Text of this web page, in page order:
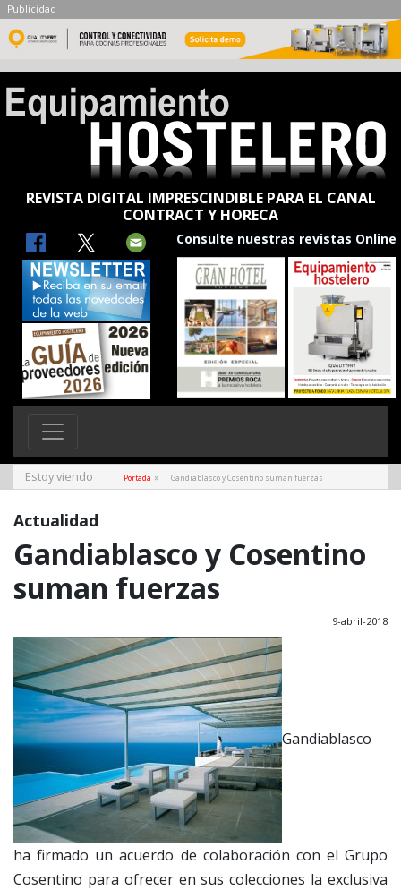
Publicidad
REVISTA DIGITAL IMPRESCINDIBLE PARA EL CANAL
CONTRACT Y HORECA
Consulte nuestras revistas Online
Estoy viendo Portada » Gandiablasco y Cosentino suman fuerzas
Actualidad
Gandiablasco y Cosentino
suman fuerzas
9-abril-2018
Gandiablasco
ha firmado un acuerdo de colaboración con el Grupo
Cosentino para ofrecer en sus colecciones la exclusiva